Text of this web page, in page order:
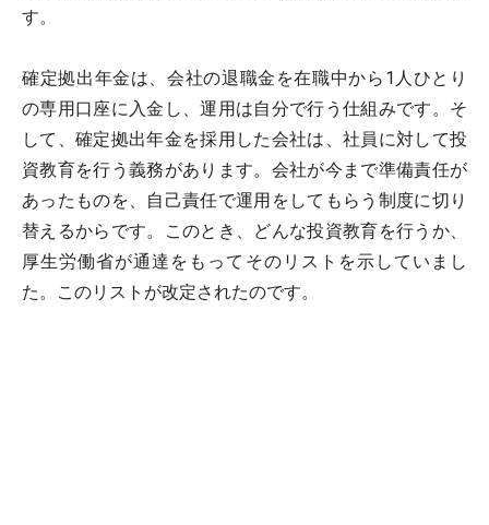
す。
確定拠出年金は、会社の退職金を在職中から1人ひとり
の専用口座に入金し、運用は自分で行う仕組みです。そ
して、確定拠出年金を採用した会社は、社員に対して投
資教育を行う義務があります。会社が今まで準備責任が
あったものを、自己責任で運用をしてもらう制度に切り
替えるからです。このとき、どんな投資教育を行うか、
厚生労働省が通達をもってそのリストを示していまし
た。このリストが改定されたのです。